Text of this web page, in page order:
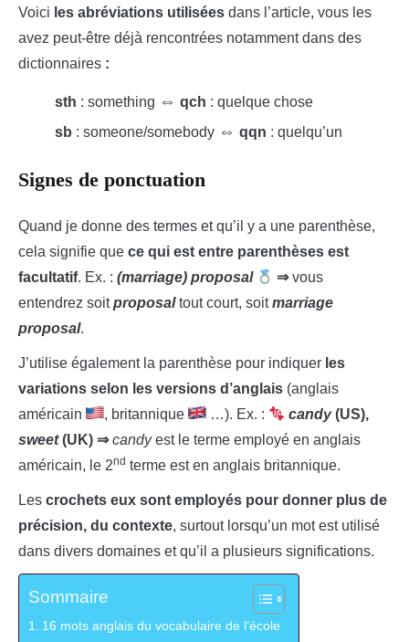
Voici les abréviations utilisées dans l’article, vous les
avez peut-être déjà rencontrées notamment dans des
dictionnaires :
sth : something ⇔ qch : quelque chose
sb : someone/somebody ⇔ qqn : quelqu’un
Signes de ponctuation
Quand je donne des termes et qu’il y a une parenthèse,
cela signifie que ce qui est entre parenthèses est
facultatif. Ex. : (marriage) proposal ⇒vous
entendrez soitproposal tout court, soitmarriage
proposal.
J’utilise également la parenthèse pour indiquer les
variations selon les versions d’anglais (anglais
américain
, britannique …). Ex. : candy(US),
sweet(UK) ⇒candyest le terme employé en anglais
américain, le 2nd terme est en anglais britannique.
Les crochets eux sont employés pour donner plus de
précision, du contexte, surtout lorsqu’un mot est utilisé
dans divers domaines et qu’il a plusieurs significations.
Sommaire
16 mots anglais du vocabulaire de l’école